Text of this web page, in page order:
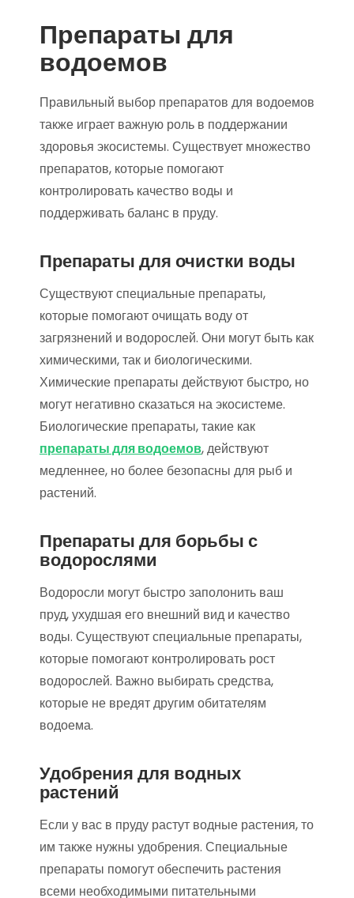
Препараты для
водоемов
Правильный выбор препаратов для водоемов
также играет важную роль в поддержании
здоровья экосистемы. Существует множество
препаратов, которые помогают
контролировать качество воды и
поддерживать баланс в пруду.
Препараты для очистки воды
Существуют специальные препараты,
которые помогают очищать воду от
загрязнений и водорослей. Они могут быть как
химическими, так и биологическими.
Химические препараты действуют быстро, но
могут негативно сказаться на экосистеме.
Биологические препараты, такие как
препараты для водоемов, действуют
медленнее, но более безопасны для рыб и
растений.
Препараты для борьбы с
водорослями
Водоросли могут быстро заполонить ваш
пруд, ухудшая его внешний вид и качество
воды. Существуют специальные препараты,
которые помогают контролировать рост
водорослей. Важно выбирать средства,
которые не вредят другим обитателям
водоема.
Удобрения для водных
растений
Если у вас в пруду растут водные растения, то
им также нужны удобрения. Специальные
препараты помогут обеспечить растения
всеми необходимыми питательными